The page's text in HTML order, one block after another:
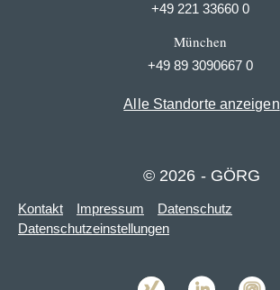
+49 221 33660 0
München
+49 89 3090667 0
Alle Standorte anzeigen
© 2026 - GÖRG
Kontakt Impressum
Datenschutz
Datenschutzeinstellungen